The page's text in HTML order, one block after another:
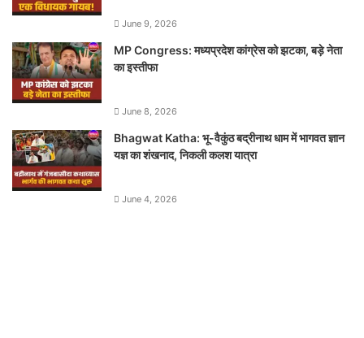
June 9, 2026
MP Congress: मध्यप्रदेश कांग्रेस को झटका, बड़े नेता
का इस्तीफा
June 8, 2026
Bhagwat Katha: भू-वैकुंठ बद्रीनाथ धाम में भागवत ज्ञान
यज्ञ का शंखनाद, निकली कलश यात्रा
June 4, 2026